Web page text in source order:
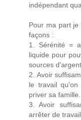
indépendant
Pour ma part je
façons :
1. Sérénité =
liquide pour
sources
2. Avoir
le travail
priver sa famille.
3. Avoir
arrêter de